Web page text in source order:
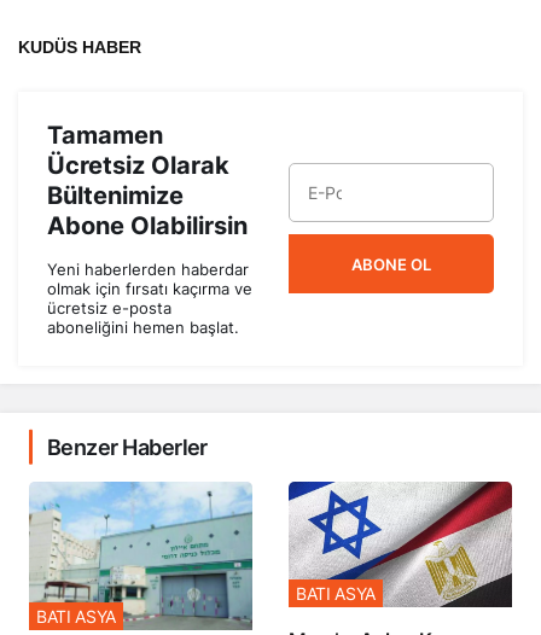
KUDÜS HABER
Tamamen
Ücretsiz Olarak
Bültenimize
Abone Olabilirsin
Yeni haberlerden haberdar
olmak için fırsatı kaçırma ve
ücretsiz e-posta
aboneliğini hemen başlat.
ABONE OL
Benzer Haberler
BATI ASYA
BATI ASYA